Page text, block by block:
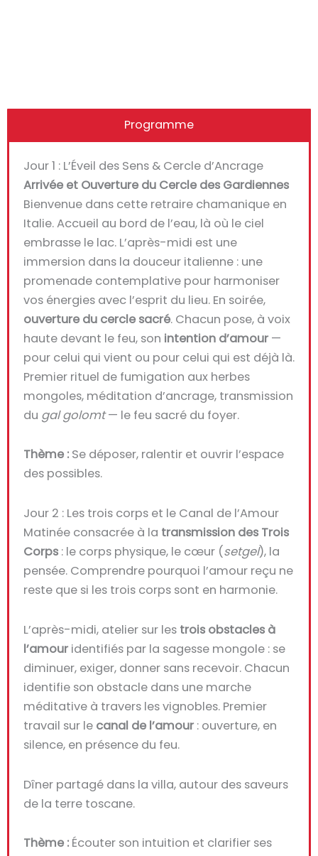
Programme
Jour 1 : L’Éveil des Sens & Cercle d’Ancrage
Arrivée et Ouverture du Cercle des Gardiennes
Bienvenue dans cette retraire chamanique en
Italie. Accueil au bord de l’eau, là où le ciel
embrasse le lac. L’après-midi est une
immersion dans la douceur italienne : une
promenade contemplative pour harmoniser
vos énergies avec l’esprit du lieu. En soirée,
ouverture du cercle sacré. Chacun pose, à voix
haute devant le feu, son intention d’amour —
pour celui qui vient ou pour celui qui est déjà là.
Premier rituel de fumigation aux herbes
mongoles, méditation d’ancrage, transmission
du gal golomt— le feu sacré du foyer.
Thème : Se déposer, ralentir et ouvrir l’espace
des possibles.
Jour 2 : Les trois corps et le Canal de l’Amour
Matinée consacrée à la transmission des Trois
Corps : le corps physique, le cœur (setgel), la
pensée. Comprendre pourquoi l’amour reçu ne
reste que si les trois corps sont en harmonie.
L’après-midi, atelier sur les trois obstacles à
l’amour identifiés par la sagesse mongole : se
diminuer, exiger, donner sans recevoir. Chacun
identifie son obstacle dans une marche
méditative à travers les vignobles. Premier
travail sur le canal de l’amour : ouverture, en
silence, en présence du feu.
Dîner partagé dans la villa, autour des saveurs
de la terre toscane.
Thème : Écouter son intuition et clarifier ses